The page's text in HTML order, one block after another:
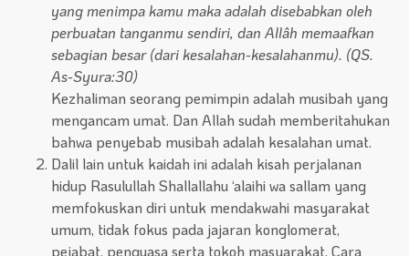
yang menimpa kamu maka adalah disebabkan oleh
perbuatan tanganmu sendiri, dan Allâh memaafkan
sebagian besar (dari kesalahan-kesalahanmu). (QS.
As-Syura:30)
Kezhaliman seorang pemimpin adalah musibah yang
mengancam umat. Dan Allah sudah memberitahukan
bahwa penyebab musibah adalah kesalahan umat.
Dalil lain untuk kaidah ini adalah kisah perjalanan
hidup Rasulullah Shallallahu ‘alaihi wa sallam yang
memfokuskan diri untuk mendakwahi masyarakat
umum, tidak fokus pada jajaran konglomerat,
pejabat, penguasa serta tokoh masyarakat. Cara